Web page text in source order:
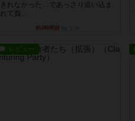
きれなかった…であっさり追い込ま
れて負...
約3時間前
レビュー